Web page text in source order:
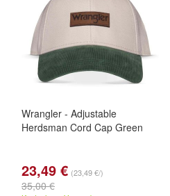
Wrangler - Adjustable
Herdsman Cord Cap Green
23,49 € (23,49 €/)
35,00 €